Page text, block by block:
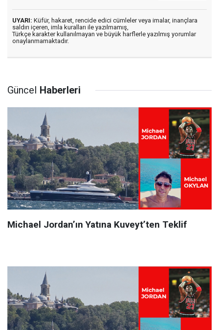
UYARI: Küfür, hakaret, rencide edici cümleler veya imalar, inançlara
saldırı içeren, imla kuralları ile yazılmamış,
Türkçe karakter kullanılmayan ve büyük harflerle yazılmış yorumlar
onaylanmamaktadır.
Güncel Haberleri
Michael Jordan’ın Yatına Kuveyt’ten Teklif